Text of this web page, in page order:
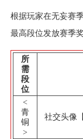
根据玩家在无妄赛
最高段位发放赛季奖
所
需
段
位
<
青
铜
>
社交头像